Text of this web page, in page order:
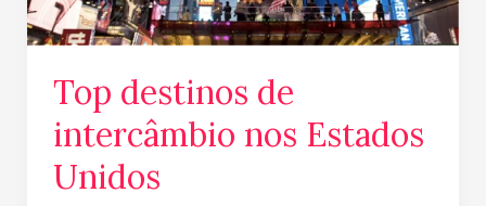
Top destinos de
intercâmbio nos Estados
Unidos
Unidos